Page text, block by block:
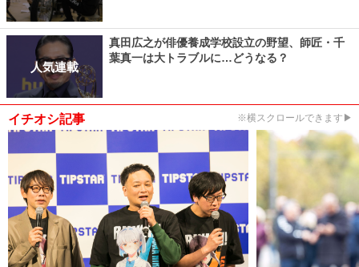
人気連載
真田広之が俳優養成学校設立の野望、師匠・千
葉真一は大トラブルに…どうなる？
イチオシ記事 ※横スクロールできます▶